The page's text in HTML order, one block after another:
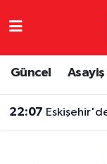
Güncel Asayiş
22:07
Eskişehir